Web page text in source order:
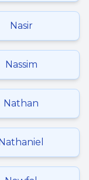
Nasir
Nassim
Nathan